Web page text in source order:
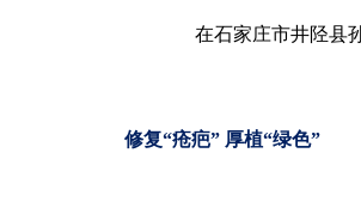
在石家庄市井陉县
修复“疮疤” 厚植“绿色”